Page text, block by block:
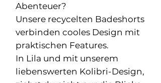
Abenteuer?
Unsere recycelten Badeshorts
verbinden cooles Design mit
praktischen Features.
In Lila und mit unserem
liebenswerten Kolibri-Design,